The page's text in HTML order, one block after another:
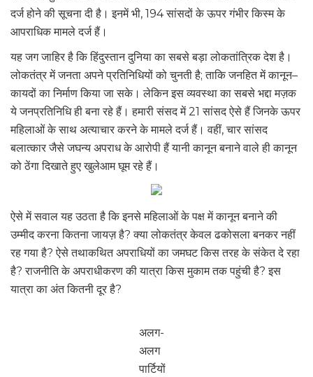
दर्ज होने की सूचना दी है। इनमें भी, 194 सांसदों के ऊपर गंभीर किस्म के
आपराधिक मामले दर्ज हैं।
यह जग जाहिर है कि हिंदुस्तान दुनिया का सबसे बड़ा लोकतांत्रिक देश है।
लोकतंत्र में जनता अपने प्रतिनिधियों को चुनती है; ताकि जनहित में कानून–
कायदों का निर्माण किया जा सके। लेकिन इस व्यवस्था का सबसे भद्दा मज़क
ये जनप्रतिनिधि ही बना रहे हैं। हमारी संसद में 21 सांसद ऐसे हैं जिनके ऊपर
महिलाओं के साथ अत्याचार करने के मामले दर्ज हैं। वहीं, चार सांसद
बलात्कार जैसे जघन्य अपराध के आरोपी हैं यानी कानून बनाने वाले ही कानून
को ठेंगा दिखाते हुए खुलेआम घूम रहे हैं।
ऐसे में सवाल यह उठता है कि इनसे महिलाओं के पक्ष में कानून बनाने की
उम्मीद करना कितना जायज़ है? क्या लोकतंत्र केवल ढकोसला बनकर नहीं
रह गया है? ऐसे तथाकथित अपराधियों का जमघट किस तरह के संकेत दे रहा
है? राजनीति के अपराधीकरण की यात्रा किस मुकाम तक पहुंची है? इस
यात्रा का अंत कितनी दूर है?
अलग-
अलग
पार्टियों